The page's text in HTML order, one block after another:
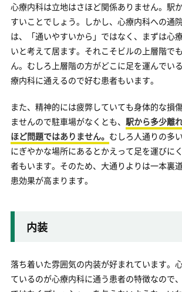
心療内科は立地はさほど関係ありません。駅
すいことでしょう。しかし、心療内科への通
は、「通いやすいから」ではなく、まずは心
いと考えて居ます。それこそビルの上層階で
ん。むしろ上層階の方がどこに足を運んでい
療内科に通えるので好む患者もいます。
また、精神的には疲弊していても身体的な損
ませんので駐車場がなくとも、 駅から多少離
ほど問題ではありません。 むしろ人通りの多
にぎやかな場所にあるとかえって足を運びに
者もいます。そのため、大通りよりは一本裏
患効果が高まります。
内装
落ち着いた雰囲気の内装が好まれています。
ているのが心療内科に通う患者の特徴なので